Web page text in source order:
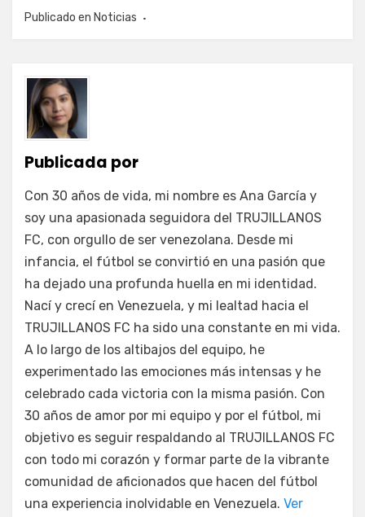
Publicado en Noticias
Publicada por
Con 30 años de vida, mi nombre es Ana García y
soy una apasionada seguidora del TRUJILLANOS
FC, con orgullo de ser venezolana. Desde mi
infancia, el fútbol se convirtió en una pasión que
ha dejado una profunda huella en mi identidad.
Nací y crecí en Venezuela, y mi lealtad hacia el
TRUJILLANOS FC ha sido una constante en mi vida.
A lo largo de los altibajos del equipo, he
experimentado las emociones más intensas y he
celebrado cada victoria con la misma pasión. Con
30 años de amor por mi equipo y por el fútbol, mi
objetivo es seguir respaldando al TRUJILLANOS FC
con todo mi corazón y formar parte de la vibrante
comunidad de aficionados que hacen del fútbol
una experiencia inolvidable en Venezuela. Ver